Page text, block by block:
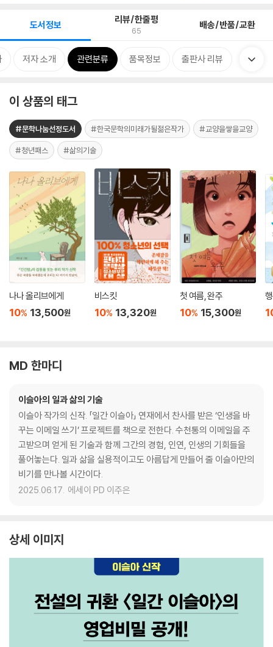
도서정보 리뷰/한줄평
65 배송/반품/교환
저자 소개 관련분류 품목정보 출판사 리뷰
이 상품의 태그
#문학나눔선정도서 #한국문학의미래가될젊은작가 #교양을쌓을교양
#청년패스 #삶의기술
나나 올리브에게
10% 13,500원
비스킷
10% 13,320원
첫 여름, 완주
10% 15,300원
MD 한마디
이슬아의 일과 삶의 기술
이슬아 작가의 신작. 「일간 이슬아」 연재에서 찬사를 받은 ‘인생을 바
꾸는 이메일 쓰기’ 프로젝트를 책으로 전한다. 수천통의 이메일을 주
고받으며 얻게 된 기술과 함께 그간의 경험, 인연, 인생의 기회들을
풀어놓는다. 일과 삶을 실용적이고도 아름답게 만들어 줄 이슬아만의
비기를 만나볼 시간이다.
2025.06.17. 에세이 PD 이주은
상세 이미지